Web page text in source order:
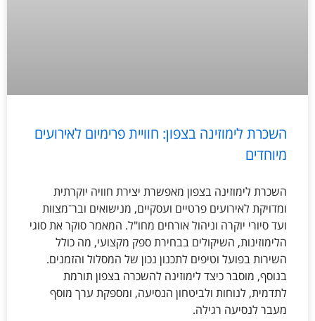
השכרת לימוזינה בצפון: חוויית פרימיום לאירועים
מיוחדים
השכרת לימוזינה בצפון מאפשרת יצירת חוויה יוקרתית
ומדויקת לאירועים פרטיים ועסקיים, מנישואים ובר־מצוות
ועד סיורי יוקרה וניהול אורחים מחו"ל. המאמר סוקר את סוגי
הלימוזינות, השיקולים בבחירת ספק מקצועי, מה כולל
השירות בפועל וטיפים לתכנון נכון של המסלול והזמנים.
בנוסף, מוסבר כיצד לימוזינה להשכרה בצפון תורמת
לתדמית, לנוחות ולביטחון הנסיעה, ומספקת ערך מוסף
מעבר לנסיעה רגילה.